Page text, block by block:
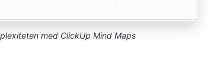
med ClickUp Mind Maps